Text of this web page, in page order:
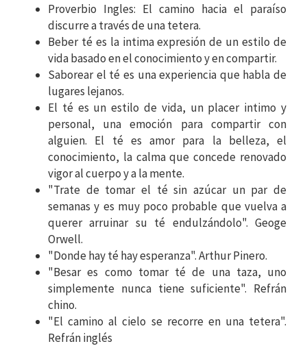
Proverbio Ingles: El camino hacia el paraíso
discurre a través de una tetera.
Beber té es la intima expresión de un estilo de
vida basado en el conocimiento y en compartir.
Saborear el té es una experiencia que habla de
lugares lejanos.
El té es un estilo de vida, un placer intimo y
personal, una emoción para compartir con
alguien. El té es amor para la belleza, el
conocimiento, la calma que concede renovado
vigor al cuerpo y a la mente.
"Trate de tomar el té sin azúcar un par de
semanas y es muy poco probable que vuelva a
querer arruinar su té endulzándolo". Geoge
Orwell.
"Donde hay té hay esperanza". Arthur Pinero.
"Besar es como tomar té de una taza, uno
simplemente nunca tiene suficiente". Refrán
chino.
"El camino al cielo se recorre en una tetera".
Refrán inglés